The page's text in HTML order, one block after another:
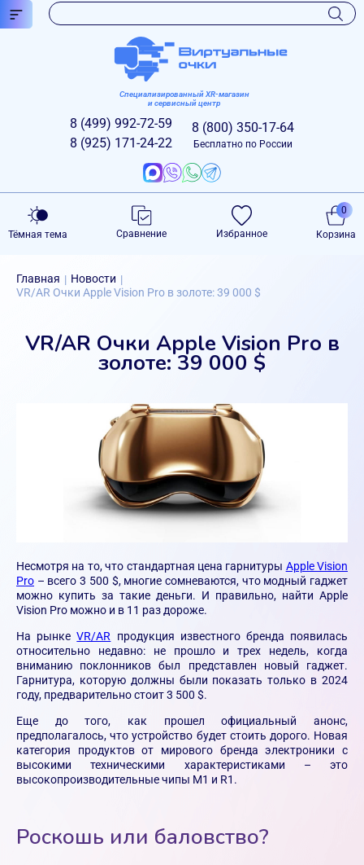
Специализированный XR-магазин
и сервисный центр
8 (499) 992-72-59
8 (925) 171-24-22
8 (800) 350-17-64
Бесплатно по России
Тёмная тема Сравнение Избранное Корзина
0
Главная | Новости |
VR/AR Очки Apple Vision Pro в золоте: 39 000 $
VR/AR Очки Apple Vision Pro в
золоте: 39 000 $
Несмотря на то, что стандартная цена гарнитуры Apple Vision
Pro – всего 3 500 $, многие сомневаются, что модный гаджет
можно купить за такие деньги. И правильно, найти Apple
Vision Pro можно и в 11 раз дороже.
На рынкеVR/AR продукция известного бренда появилась
относительно недавно: не прошло и трех недель, когда
вниманию поклонников был представлен новый гаджет.
Гарнитура, которую должны были показать только в 2024
году, предварительно стоит 3 500 $.
Еще до того, как прошел официальный анонс,
предполагалось, что устройство будет стоить дорого. Новая
категория продуктов от мирового бренда электроники с
высокими техническими характеристиками – это
высокопроизводительные чипы М1 и R1.
Роскошь или баловство?